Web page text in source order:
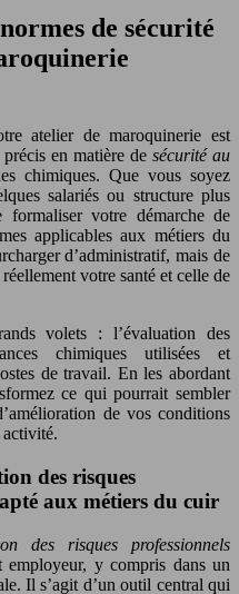
de sécurité
atelier de maroquinerie est
en matière de sécurité au
chimiques. Que vous soyez
salariés ou structure plus
votre démarche de
applicables aux métiers du
d’administratif, mais de
votre santé et celle de
volets : l’évaluation des
chimiques utilisées et
de travail. En les abordant
ce qui pourrait sembler
de vos conditions
des risques
aux métiers du cuir
des risques professionnels
y compris dans un
Il s’agit d’un outil central qui